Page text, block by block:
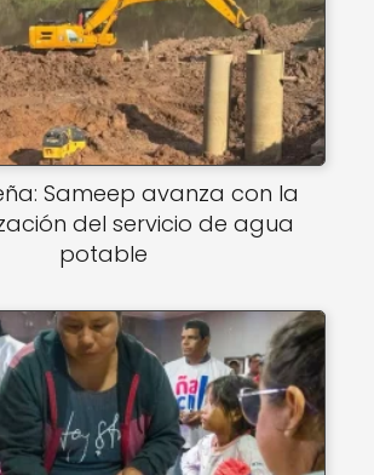
Sameep avanza con la
del servicio de agua
potable